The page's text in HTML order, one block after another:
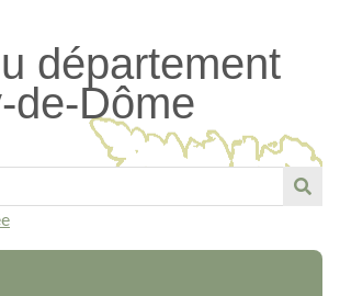
département
de-Dôme